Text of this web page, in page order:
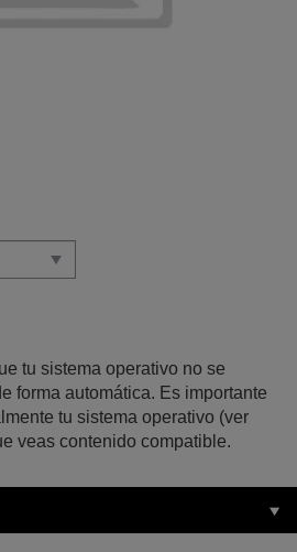
tu sistema operativo no se
forma automática. Es importante
tu sistema operativo (ver
veas contenido compatible.